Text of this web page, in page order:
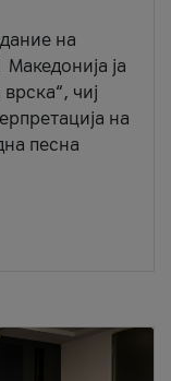
на
ја
чиј
на
песна